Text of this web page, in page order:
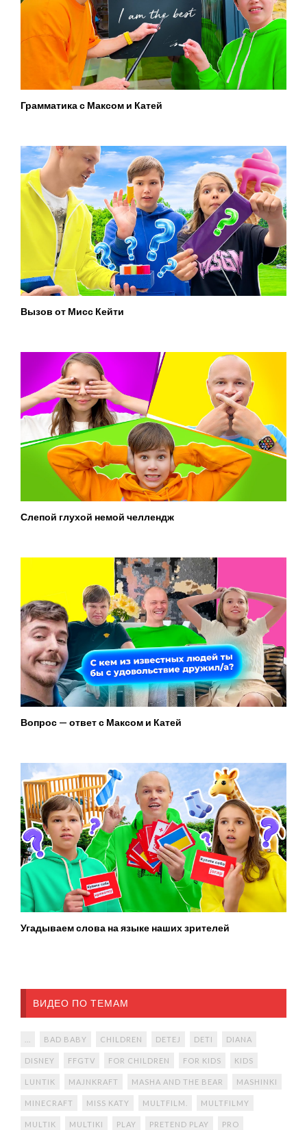
Грамматика с Максом и Катей
Вызов от Мисс Кейти
Слепой глухой немой челлендж
Вопрос — ответ с Максом и Катей
Угадываем слова на языке наших зрителей
ВИДЕО ПО ТЕМАМ
BAD BABY CHILDREN DETEJ DETI DIANA
DISNEY FFGTV FOR CHILDREN FOR KIDS KIDS
LUNTIK MAJNKRAFT MASHA AND THE BEAR MASHINKI
MINECRAFT MISS KATY MULTFILM. MULTFILMY
MULTIK MULTIKI PLAY PRETEND PLAY PRO